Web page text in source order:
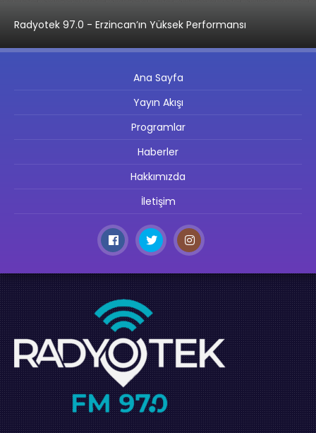
Radyotek 97.0 - Erzincan’ın Yüksek Performansı
Ana Sayfa
Yayın Akışı
Programlar
Haberler
Hakkımızda
İletişim